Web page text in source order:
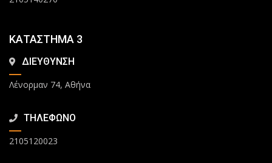
ΚΑΤΑΣΤΗΜΑ 3
ΔΙΕΥΘΥΝΣΗ
Λένορμαν 74, Αθήνα
ΤΗΛΕΦΩΝΟ
2105120023